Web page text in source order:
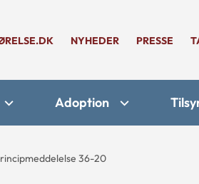
NYHEDER PRESSE
Adoption
36-20